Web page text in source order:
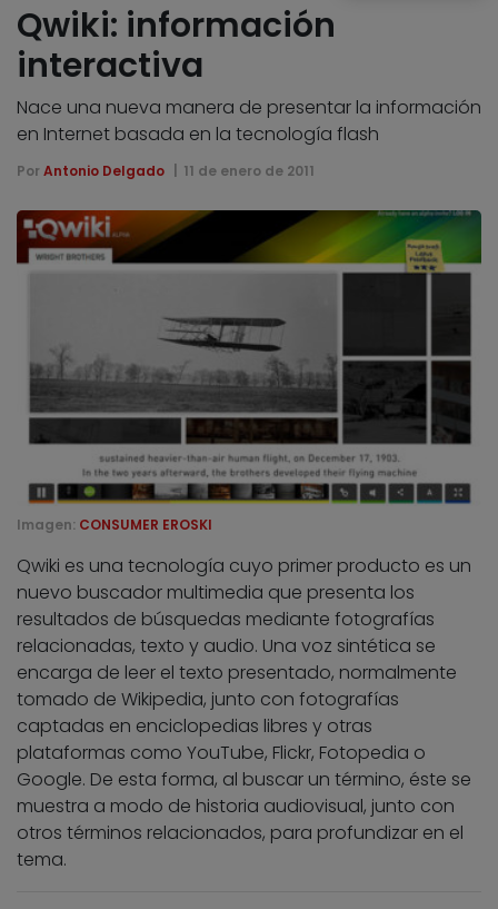
Qwiki: información
interactiva
Nace una nueva manera de presentar la información
en Internet basada en la tecnología flash
Por Antonio Delgado 11 de enero de 2011
Imagen: CONSUMER EROSKI
Qwiki es una tecnología cuyo primer producto es un
nuevo buscador multimedia que presenta los
resultados de búsquedas mediante fotografías
relacionadas, texto y audio. Una voz sintética se
encarga de leer el texto presentado, normalmente
tomado de Wikipedia, junto con fotografías
captadas en enciclopedias libres y otras
plataformas como YouTube, Flickr, Fotopedia o
Google. De esta forma, al buscar un término, éste se
muestra a modo de historia audiovisual, junto con
otros términos relacionados, para profundizar en el
tema.